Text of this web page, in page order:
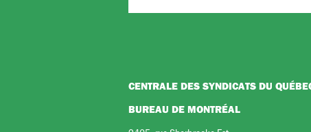
CENTRALE DES SYNDICATS DU
BUREAU DE MONTRÉAL